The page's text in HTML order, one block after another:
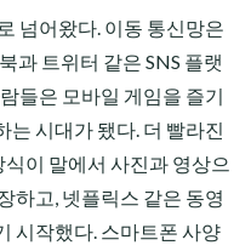
넘어왔다. 이동 통신망은
과 트위터 같은 SNS 플랫
들은 모바일 게임을 즐기
는 시대가 됐다. 더 빨라진
이 말에서 사진과 영상으
하고, 넷플릭스 같은 동영
시작했다. 스마트폰 사양